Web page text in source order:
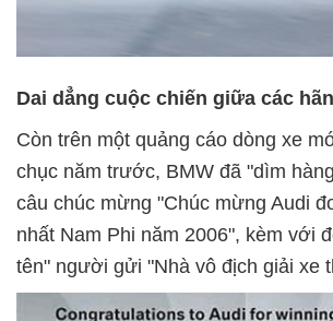
Dai dẳng cuộc chiến giữa các
Còn trên một quảng cáo dòng xe
chục năm trước, BMW đã "dìm
câu chúc mừng "Chúc mừng Audi
nhất Nam Phi năm 2006", kèm với
tên" người gửi "Nhà vô địch giải xe